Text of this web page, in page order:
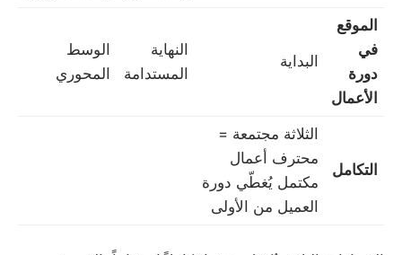
الموقع
في
دورة
الأعمال
البداية
النهاية
المستدامة
الوسط
المحوري
التكامل
الثلاثة مجتمعة =
محترف أعمال
مكتمل يُغطّي دورة
العميل من الأولى